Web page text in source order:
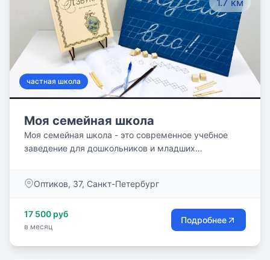
1.7 км
частная школа
Моя семейная школа
Моя семейная школа - это современное учебное
заведение для дошкольников и младших
программы для детей дошкольного и младшего
Оптиков, 37, Санкт-Петербург
17 500 руб
в месяц
Подробнее